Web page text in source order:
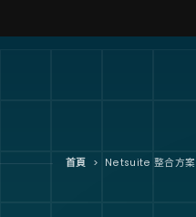
首頁 > Netsuite 整合方案